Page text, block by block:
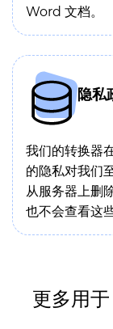
Word 文档。
隐私
我们的转换器
的隐私对我们
从服务器上删
也不会查看这
更多用